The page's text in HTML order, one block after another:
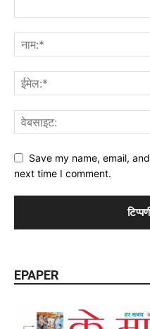
Save my name, email,
next time I comment.
EPAPER